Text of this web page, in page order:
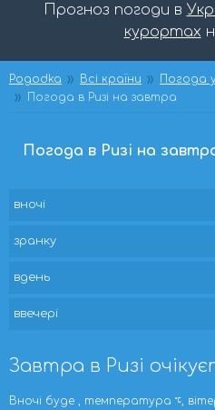
Прогноз погоди в
курортах
Pogodka Всі країни Погода
Погода в Ризі на завтра
Погода в Ризі на
вночі
зранку
вдень
ввечері
Завтра в Ризі
Вночі буде , температура
,